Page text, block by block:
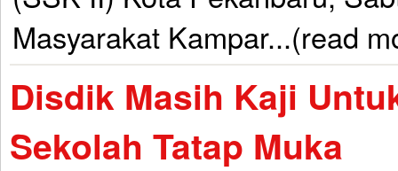
Masyarakat Kampar...(read
Disdik Masih Kaji
Sekolah Tatap Muka